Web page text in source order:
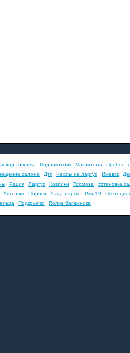
топлива Подлокотник Магнитола Пробег
салона Дтп Чехлы на ларгус Ижевск
Рация Ларгус Коврики Тормоза Установка
Автозвук Пороги Лада ларгус Рки-19
Подкрылки Полка багажника